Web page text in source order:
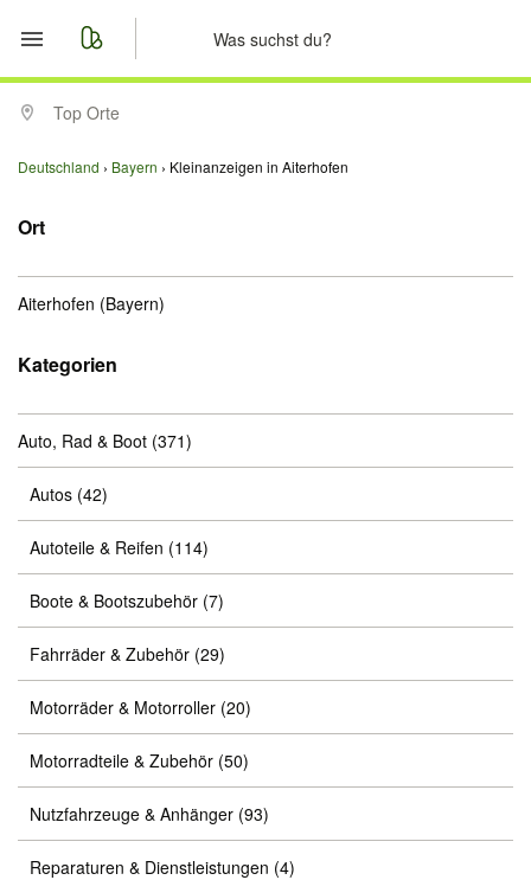
Start
Merkliste
Anzeige aufgeben
Top Orte
Deutschland Bayern Kleinanzeigen in Aiterhofen
Ort
Aiterhofen (Bayern)
Kategorien
Auto, Rad & Boot (371)
Autos (42)
Autoteile & Reifen (114)
Boote & Bootszubehör (7)
Fahrräder & Zubehör (29)
Motorräder & Motorroller (20)
Motorradteile & Zubehör (50)
Nutzfahrzeuge & Anhänger (93)
Reparaturen & Dienstleistungen (4)